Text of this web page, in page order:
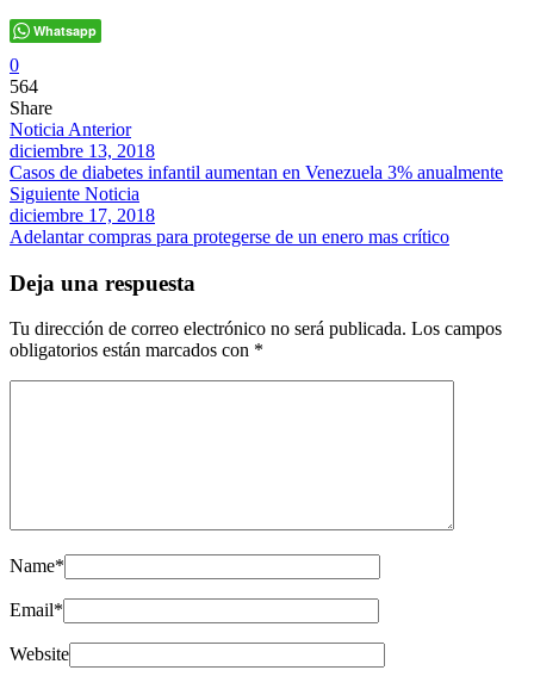
Whatsapp
0
564
Share
Noticia Anterior
diciembre 13, 2018
Casos de diabetes infantil aumentan en Venezuela 3% anualmente
Siguiente Noticia
diciembre 17, 2018
Adelantar compras para protegerse de un enero mas crítico
Deja una respuesta
Tu dirección de correo electrónico no será publicada. Los campos
obligatorios están marcados con *
Name*
Email*
Website